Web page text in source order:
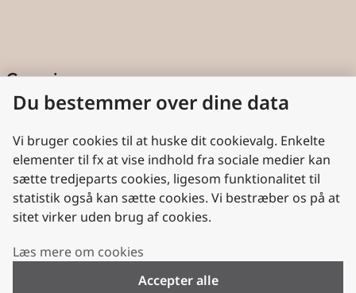
Genveje
Cookies
Aktindsigt
Persondatabeskyttelse
Nyttige links
Plan- og Landdistriktsstyrelsen
Du bestemmer over dine data
Vi bruger cookies til at huske dit cookievalg. Enkelte
elementer til fx at vise indhold fra sociale medier kan
sætte tredjeparts cookies, ligesom funktionalitet til
statistik også kan sætte cookies. Vi bestræber os på at
sitet virker uden brug af cookies.
Læs mere om cookies
Accepter alle